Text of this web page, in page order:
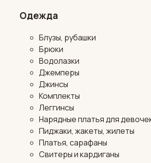
Одежда
Блузы, рубашки
Брюки
Водолазки
Джемперы
Джинсы
Комплекты
Леггинсы
Нарядные платья для
Пиджаки, жакеты, жилеты
Платья, сарафаны
Свитеры и кардиганы